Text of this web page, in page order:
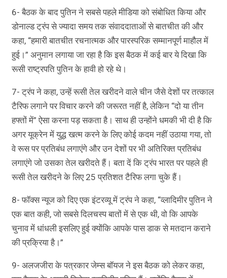
6- बैठक के बाद पुतिन ने सबसे पहले मीडिया को संबोधित किया और
डोनाल्ड ट्रंप से ज्यादा समय तक संवाददाताओं से बातचीत की और
कहा, “हमारी बातचीत रचनात्मक और पारस्परिक सम्मानपूर्ण माहौल में
हुई।” अनुमान लगाया जा रहा है कि इस बैठक में कई बार ये दिखा कि
रूसी राष्ट्रपति पुतिन के हावी हो रहे थे।
7- ट्रंप ने कहा, उन्हें रूसी तेल खरीदने वाले चीन जैसे देशों पर तत्काल
टैरिफ लगाने पर विचार करने की जरूरत नहीं है, लेकिन “दो या तीन
हफ्तों में” ऐसा करना पड़ सकता है। साथ ही उन्होंने धमकी भी दी है कि
अगर यूक्रेन में युद्ध खत्म करने के लिए कोई कदम नहीं उठाया गया, तो
वे रूस पर प्रतिबंध लगाएंगे और उन देशों पर भी अतिरिक्त प्रतिबंध
लगाएंगे जो उसका तेल खरीदते हैं। बता दें कि ट्रंप भारत पर पहले ही
रूसी तेल खरीदने के लिए 25 प्रतिशत टैरिफ लगा चुके हैं।
8- फॉक्स न्यूज को दिए एक इंटरव्यू में ट्रंप ने कहा, “व्लादिमीर पुतिन ने
एक बात कही, जो सबसे दिलचस्प बातों में से एक थी, वो कि आपके
चुनाव में धांधली इसलिए हुई क्योंकि आपके पास डाक से मतदान कराने
की प्रक्रिया है।”
9- अलजजीरा के पत्रकार जेम्स बॉयज ने इस बैठक को लेकर कहा,